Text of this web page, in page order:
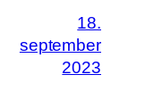
18.
september
2023